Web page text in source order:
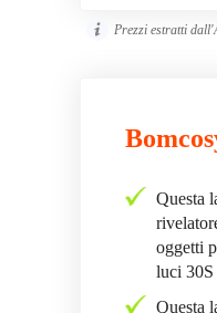
Prezzi estratti
Questa
oggetti
luci 30S
Questa